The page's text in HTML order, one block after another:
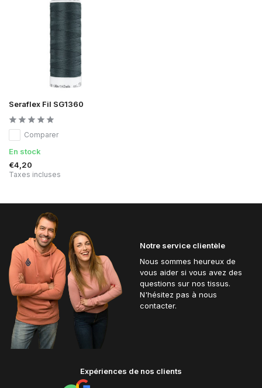
Seraflex Fil SG1360
Comparer
En stock
€4,20
Taxes incluses
Notre service clientèle
Nous sommes heureux de
vous aider si vous avez des
questions sur nos tissus.
N'hésitez pas à nous
contacter.
Expériences de nos clients